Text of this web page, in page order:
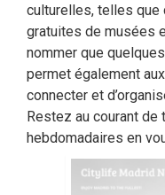
culturelles, telles
gratuites de musées
nommer que
permet également
connecter et
Restez au courant
hebdomadaires en